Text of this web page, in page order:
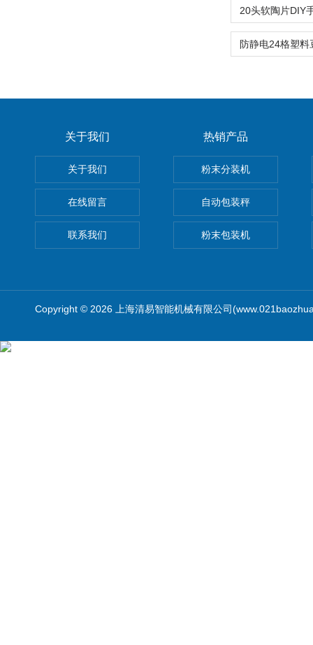
关于我们
关于我们
在线留言
联系我们
热销产品
粉末分装机
自动包装秤
粉末包装机
Copyright © 2026 上海清易智能机械有限公司